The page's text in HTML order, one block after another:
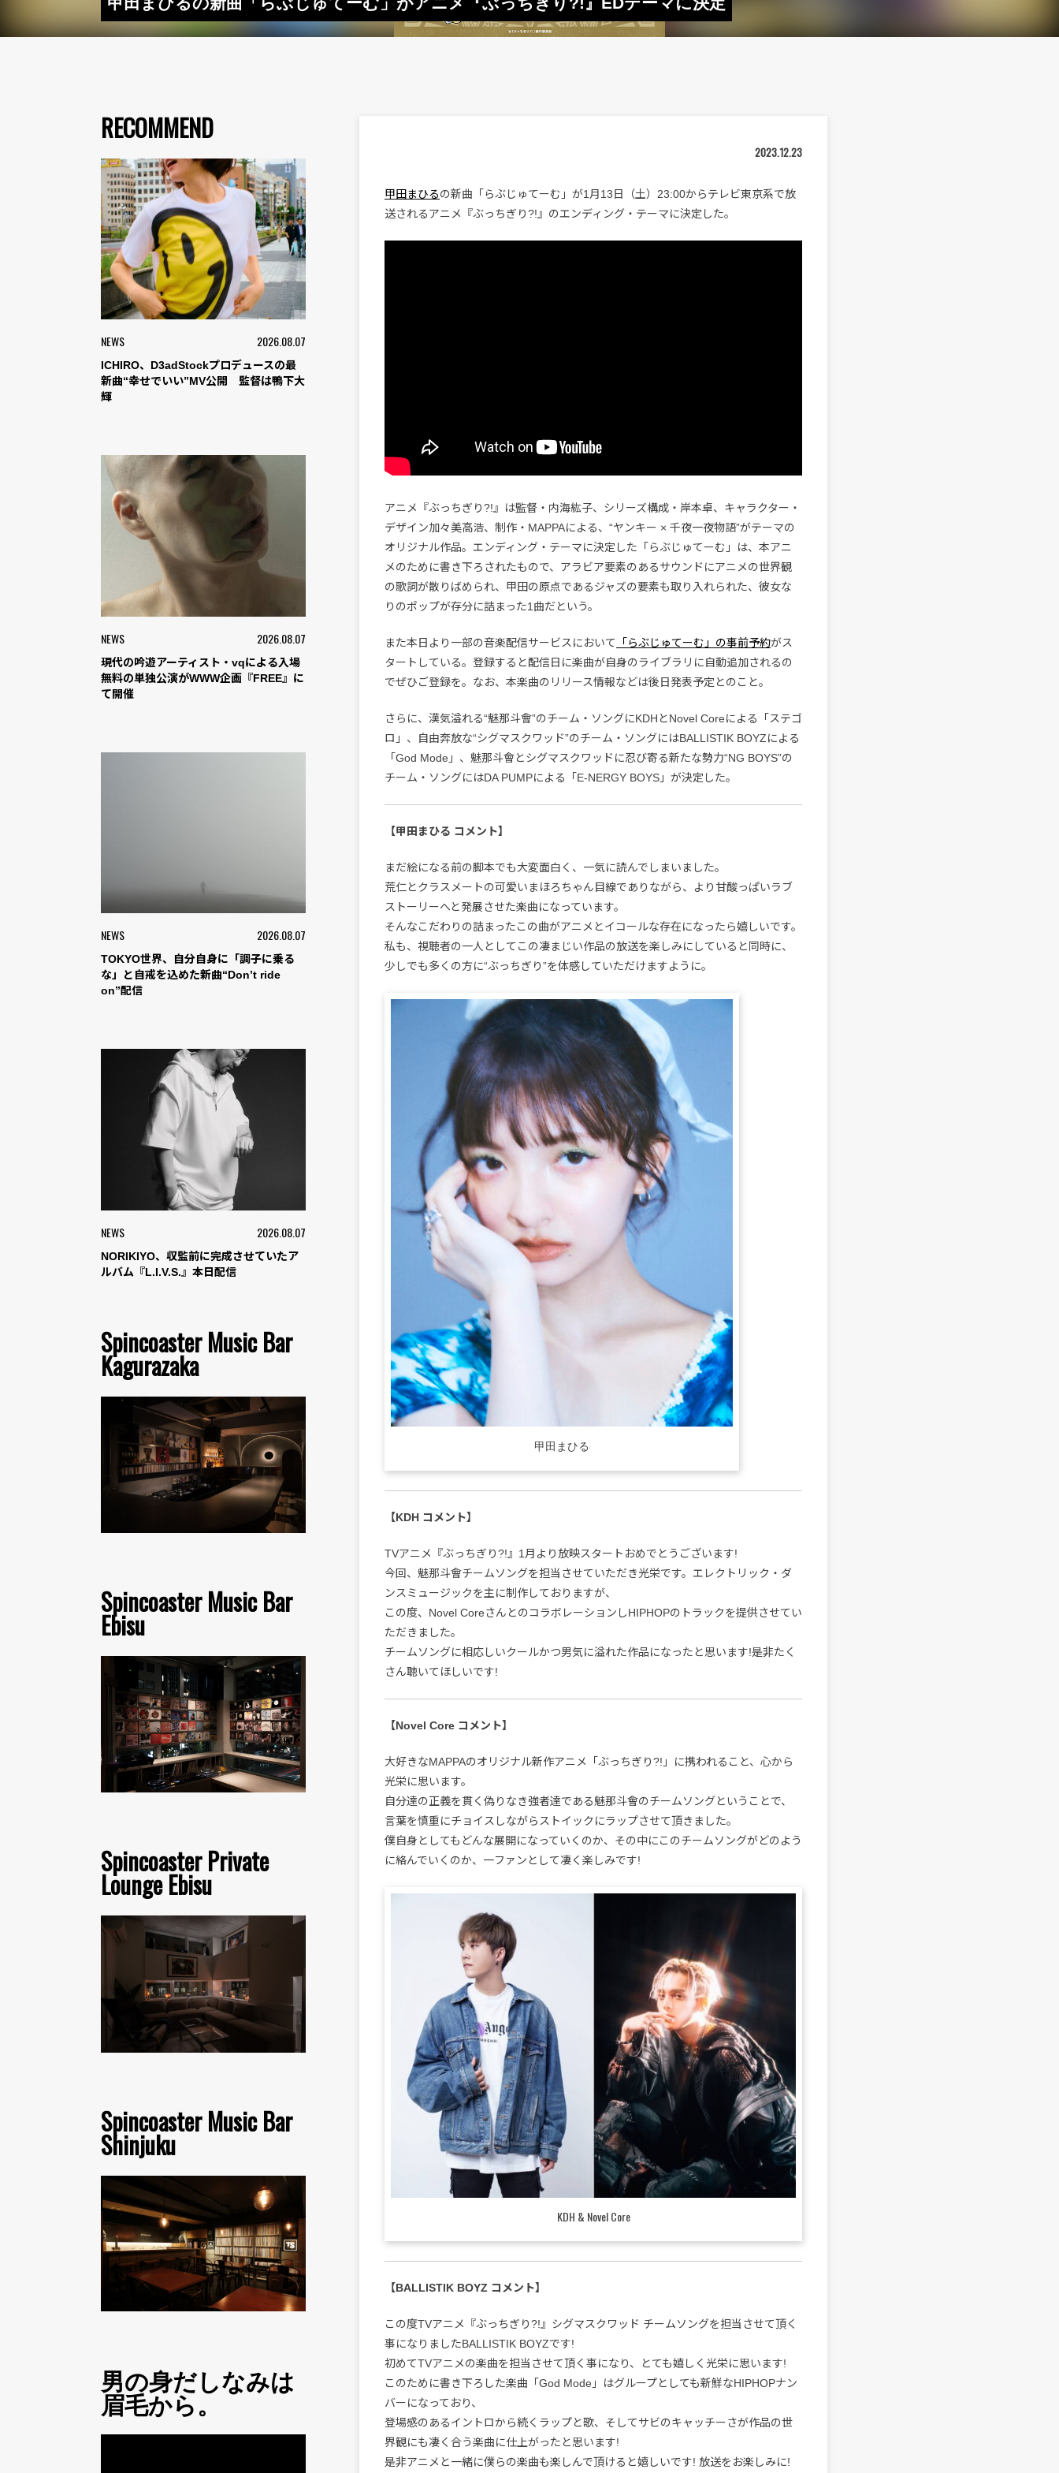
RECOMMEND
NEWS 2026.08.07
ICHIRO、D3adStockプロデュースの最
新曲“幸せでいい”MV公開 監督は鴨下大
輝
NEWS 2026.08.07
現代の吟遊アーティスト・vqによる入場
無料の単独公演がWWW企画『FREE』に
て開催
NEWS 2026.08.07
TOKYO世界、自分自身に「調子に乗る
な」と自戒を込めた新曲“Don’t ride
on”配信
NEWS 2026.08.07
NORIKIYO、収監前に完成させていたア
ルバム『L.I.V.S.』本日配信
Spincoaster Music Bar
Kagurazaka
Spincoaster Music Bar
Ebisu
Spincoaster Private
Lounge Ebisu
Spincoaster Music Bar
Shinjuku
男の身だしなみは
眉毛から。
2023.12.23
甲田まひるの新曲「らぶじゅてーむ」が1月13日（土）23:00からテレビ東京系で放
送されるアニメ『ぶっちぎり?!』のエンディング・テーマに決定した。
アニメ『ぶっちぎり?!』は監督・内海紘子、シリーズ構成・岸本卓、キャラクター・
デザイン加々美高浩、制作・MAPPAによる、“ヤンキー × 千夜一夜物語”がテーマの
オリジナル作品。エンディング・テーマに決定した「らぶじゅてーむ」は、本アニ
メのために書き下ろされたもので、アラビア要素のあるサウンドにアニメの世界観
の歌詞が散りばめられ、甲田の原点であるジャズの要素も取り入れられた、彼女な
りのポップが存分に詰まった1曲だという。
また本日より一部の音楽配信サービスにおいて 「らぶじゅてーむ」の事前予約がス
タートしている。登録すると配信日に楽曲が自身のライブラリに自動追加されるの
でぜひご登録を。なお、本楽曲のリリース情報などは後日発表予定とのこと。
さらに、漢気溢れる“魅那斗會”のチーム・ソングにKDHとNovel Coreによる「ステゴ
ロ」、自由奔放な“シグマスクワッド”のチーム・ソングにはBALLISTIK BOYZによる
「God Mode」、魅那斗會とシグマスクワッドに忍び寄る新たな勢力“NG BOYS”の
チーム・ソングにはDA PUMPによる「E-NERGY BOYS」が決定した。
【甲田まひる コメント】
まだ絵になる前の脚本でも大変面白く、一気に読んでしまいました。
荒仁とクラスメートの可愛いまほろちゃん目線でありながら、より甘酸っぱいラブ
ストーリーへと発展させた楽曲になっています。
そんなこだわりの詰まったこの曲がアニメとイコールな存在になったら嬉しいです。
私も、視聴者の一人としてこの凄まじい作品の放送を楽しみにしていると同時に、
少しでも多くの方に“ぶっちぎり”を体感していただけますように。
甲田まひる
【KDH コメント】
TVアニメ『ぶっちぎり?!』1月より放映スタートおめでとうございます!
今回、魅那斗會チームソングを担当させていただき光栄です。エレクトリック・ダ
ンスミュージックを主に制作しておりますが、
この度、Novel CoreさんとのコラボレーションしHIPHOPのトラックを提供させてい
ただきました。
チームソングに相応しいクールかつ男気に溢れた作品になったと思います!是非たく
さん聴いてほしいです!
【Novel Core コメント】
大好きなMAPPAのオリジナル新作アニメ「ぶっちぎり?!」に携われること、心から
光栄に思います。
自分達の正義を貫く偽りなき強者達である魅那斗會のチームソングということで、
言葉を慎重にチョイスしながらストイックにラップさせて頂きました。
僕自身としてもどんな展開になっていくのか、その中にこのチームソングがどのよう
に絡んでいくのか、一ファンとして凄く楽しみです!
KDH & Novel Core
【BALLISTIK BOYZ コメント】
この度TVアニメ『ぶっちぎり?!』シグマスクワッド チームソングを担当させて頂く
事になりましたBALLISTIK BOYZです!
初めてTVアニメの楽曲を担当させて頂く事になり、とても嬉しく光栄に思います!
このために書き下ろした楽曲「God Mode」はグループとしても新鮮なHIPHOPナン
バーになっており、
登場感のあるイントロから続くラップと歌、そしてサビのキャッチーさが作品の世
界観にも凄く合う楽曲に仕上がったと思います!
是非アニメと一緒に僕らの楽曲も楽しんで頂けると嬉しいです! 放送をお楽しみに!